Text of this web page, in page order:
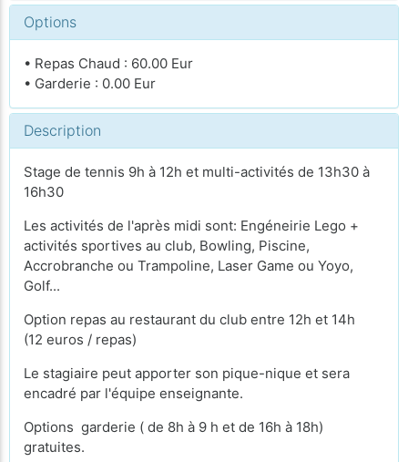
Options
• Repas Chaud : 60.00 Eur
• Garderie : 0.00 Eur
Description
Stage de tennis 9h à 12h et multi-activités de 13h30 à
16h30
Les activités de l'après midi sont: Engéneirie Lego +
activités sportives au club, Bowling, Piscine,
Accrobranche ou Trampoline, Laser Game ou Yoyo,
Golf...
Option repas au restaurant du club entre 12h et 14h
(12 euros / repas)
Le stagiaire peut apporter son pique-nique et sera
encadré par l'équipe enseignante.
Options garderie ( de 8h à 9 h et de 16h à 18h)
gratuites.